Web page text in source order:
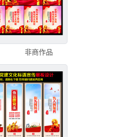
非商作品